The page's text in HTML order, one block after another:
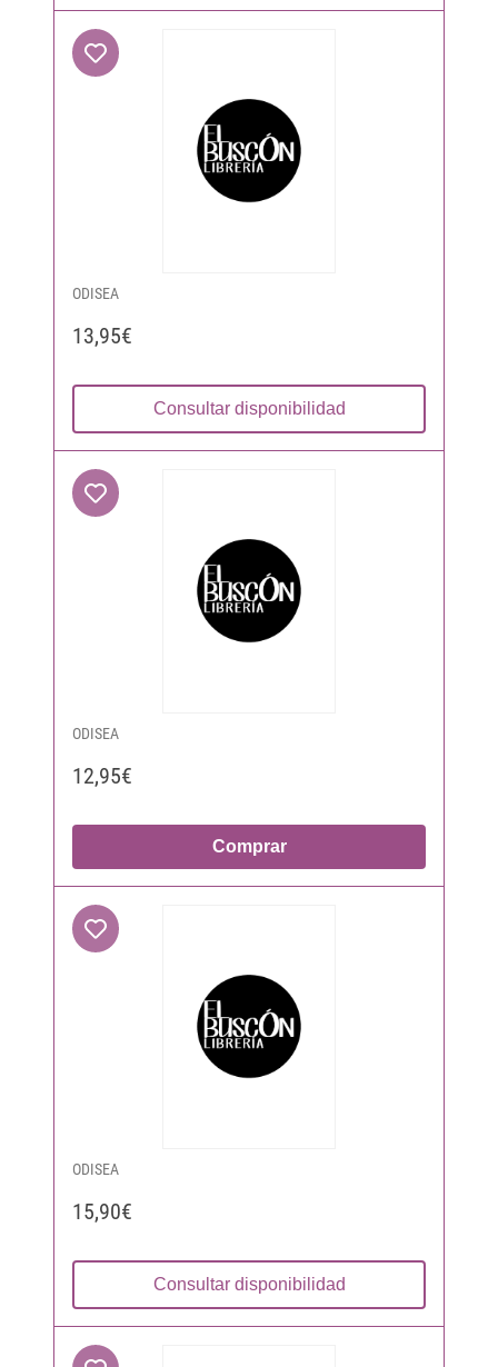
ODISEA
13,95€
Consultar disponibilidad
ODISEA
12,95€
Comprar
ODISEA
15,90€
Consultar disponibilidad